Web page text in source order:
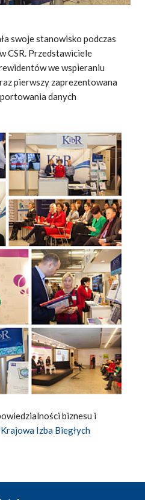
swoje stanowisko podczas
CSR. Przedstawiciele
we wspieraniu
pierwszy zaprezentowana
danych
biznesu i
Izba Biegłych